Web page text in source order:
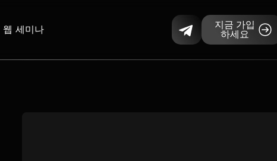
웹 세미나
지금 가입
하세요